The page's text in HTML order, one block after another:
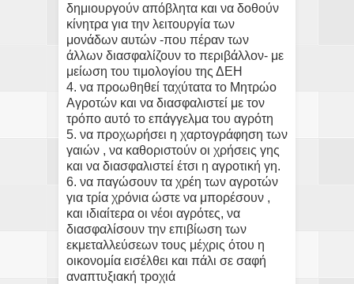
δημιουργούν απόβλητα και να δοθούν
κίνητρα για την λειτουργία των
μονάδων αυτών -που πέραν των
άλλων διασφαλίζουν το περιβάλλον- με
μείωση του τιμολογίου της ΔΕΗ
4. να προωθηθεί ταχύτατα το Μητρώο
Αγροτών και να διασφαλιστεί με τον
τρόπο αυτό το επάγγελμα του αγρότη
5. να προχωρήσει η χαρτογράφηση των
γαιών , να καθοριστούν οι χρήσεις γης
και να διασφαλιστεί έτσι η αγροτική γη.
6. να παγώσουν τα χρέη των αγροτών
για τρία χρόνια ώστε να μπορέσουν ,
και ιδιαίτερα οι νέοι αγρότες, να
διασφαλίσουν την επιβίωση των
εκμεταλλεύσεων τους μέχρις ότου η
οικονομία εισέλθει και πάλι σε σαφή
αναπτυξιακή τροχιά